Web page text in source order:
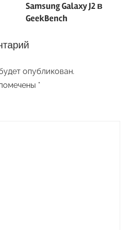
Samsung Galaxy J2 в
GeekBench
опубликован.
*